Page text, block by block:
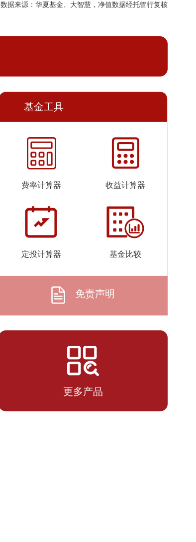
07-29
2026-
07-24
0.9088 0.9588
2026-
0.9081
07-22
2026-
0.9079
2026-
0.9070
0.9066
07-16
0.9089 0.9589
0.9587
数据来源：华夏基金、大智慧，净值数据经托管行复核
基金工具
费率计算器 收益计算器
定投计算器 基金比较
免责声明
更多产品